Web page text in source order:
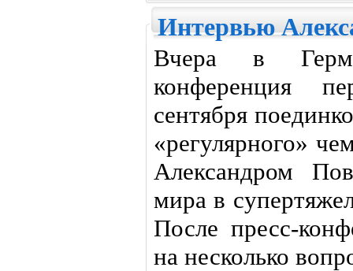
Интервью
Вчера в
конференция
сентября
«регулярного»
Александром
мира в
После пресс-
на несколько